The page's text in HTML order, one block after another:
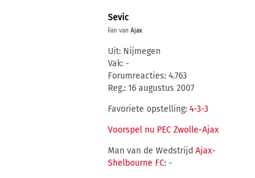
Sevic
Fan van Ajax
Uit: Nijmegen
Vak: -
Forumreacties: 4.763
Reg.: 16 augustus 2007
Favoriete opstelling: 4-3-3
Voorspel nu PEC Zwolle-Ajax
Man van de Wedstrijd Ajax-
Shelbourne FC: -